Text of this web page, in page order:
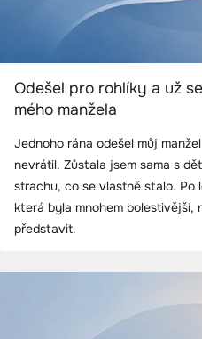
Odešel pro rohlíky a už
mého manžela
Jednoho rána odešel můj
nevrátil. Zůstala jsem sama s
strachu, co se vlastně stalo. Po
která byla mnohem bolestivější,
představit.